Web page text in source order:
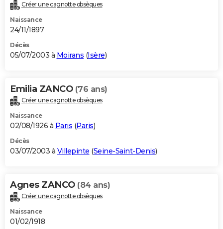
Créer une cagnotte obsèques
Naissance
24/11/1897
Décès
05/07/2003 à Moirans (Isère)
Emilia ZANCO (76 ans)
Créer une cagnotte obsèques
Naissance
02/08/1926 à Paris (Paris)
Décès
03/07/2003 à Villepinte (Seine-Saint-Denis)
Agnes ZANCO (84 ans)
Créer une cagnotte obsèques
Naissance
01/02/1918